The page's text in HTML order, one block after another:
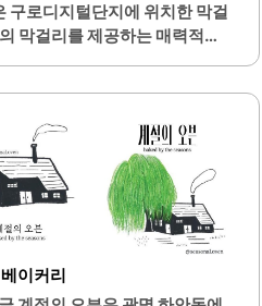
해 특별한..
구로디지털단지에 위치한 막걸
막걸리를 제공하는 매력적인
.안주 메뉴 또한 다양하여 막걸
비되어 있습니다. 이곳은 단체
하여, 반쯤 칸막이로 나뉜 공간
제공합니다. 직원들은 친절하
비스가 돋보입니다.막걸리 무한
을 즐기기에도 좋습니다. 또한,
료 음료 혜택도 제공하고 있어
. 이곳은 막걸리 애호가들에
이커리